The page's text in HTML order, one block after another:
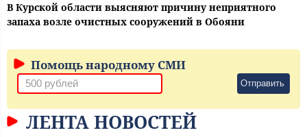
В Курской области выясняют причину неприятного
запаха возле очистных сооружений в Обояни
Помощь народному СМИ
Отправить
ЛЕНТА НОВОСТЕЙ